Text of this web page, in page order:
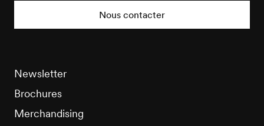
Nous contacter
Newsletter
Brochures
Merchandising